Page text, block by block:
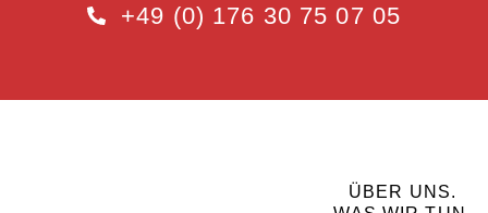
+49 (0) 176 30 75 07 05
ÜBER UNS.